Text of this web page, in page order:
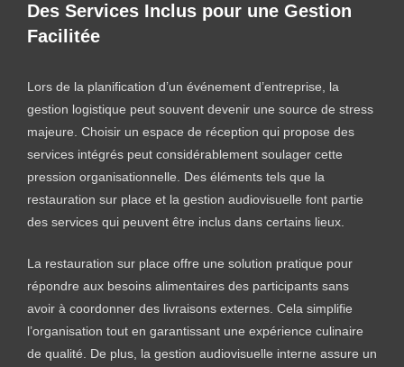
Des Services Inclus pour une Gestion
Facilitée
Lors de la planification d’un événement d’entreprise, la
gestion logistique peut souvent devenir une source de stress
majeure. Choisir un espace de réception qui propose des
services intégrés peut considérablement soulager cette
pression organisationnelle. Des éléments tels que la
restauration sur place et la gestion audiovisuelle font partie
des services qui peuvent être inclus dans certains lieux.
La restauration sur place offre une solution pratique pour
répondre aux besoins alimentaires des participants sans
avoir à coordonner des livraisons externes. Cela simplifie
l’organisation tout en garantissant une expérience culinaire
de qualité. De plus, la gestion audiovisuelle interne assure un